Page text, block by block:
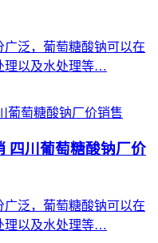
泛，葡萄糖酸钠可以在
理以及水处理等…
葡萄糖酸钠厂价销售
四川葡萄糖酸钠厂价
泛，葡萄糖酸钠可以在
理以及水处理等…